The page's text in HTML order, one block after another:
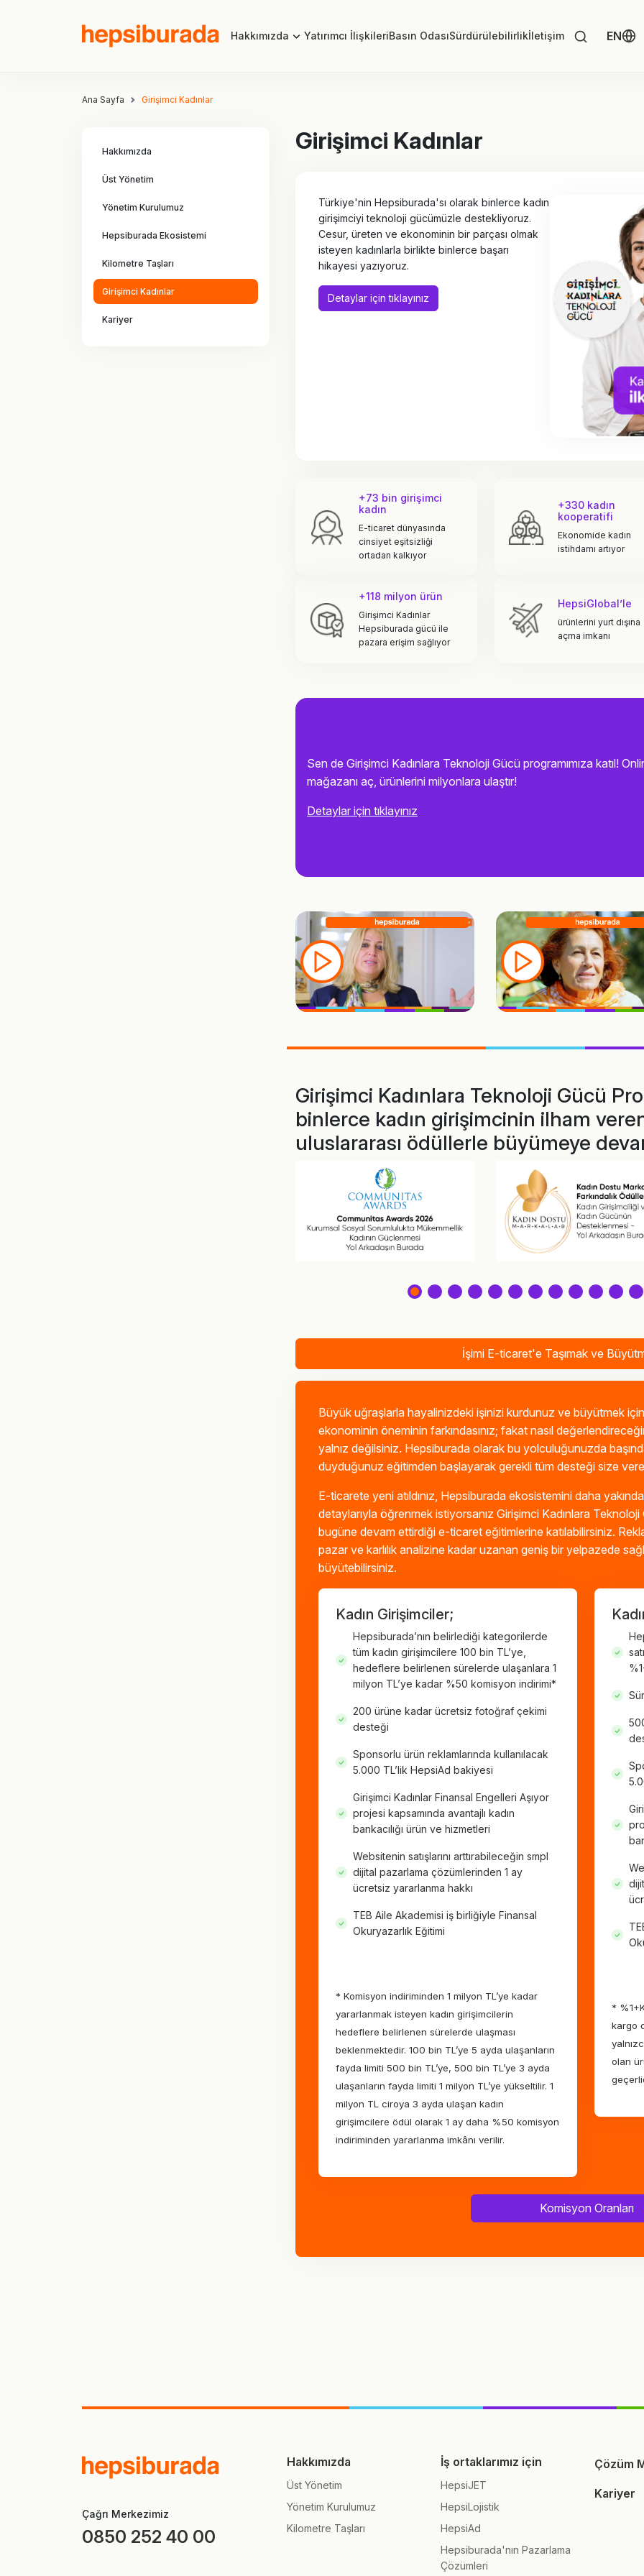
Hakkımızda Yatırımcı İlişkileriBasın OdasıSürdürülebilirlikİletişim EN
Ana Sayfa Girişimci Kadınlar
Hakkımızda
Üst Yönetim
Yönetim Kurulumuz
Hepsiburada Ekosistemi
Kilometre Taşları
Girişimci Kadınlar
Kariyer
Girişimci Kadınlar
Türkiye'nin Hepsiburada'sı olarak binlerce kadın
girişimciyi teknoloji gücümüzle destekliyoruz.
Cesur, üreten ve ekonominin bir parçası olmak
isteyen kadınlarla birlikte binlerce başarı
hikayesi yazıyoruz.
Detaylar için tıklayınız
+73 bin girişimci
kadın
E-ticaret dünyasında
cinsiyet eşitsizliği
ortadan kalkıyor
+330 kadın
kooperatifi
Ekonomide kadın
istihdamı artıyor
+118 milyon ürün
Girişimci Kadınlar
Hepsiburada gücü ile
pazara erişim sağlıyor
HepsiGlobal’le
ürünlerini yurt dışına
açma imkanı
Sen de Girişimci Kadınlara Teknoloji Gücü programımıza katıl!
mağazanı aç, ürünlerini milyonlara ulaştır!
Detaylar için tıklayınız
Girişimci Kadınlara Teknoloji Gücü
binlerce kadın girişimcinin ilham
uluslararası ödüllerle büyümeye
İşimi E-ticaret'e Taşımak ve
Büyük uğraşlarla hayalinizdeki işinizi kurdunuz ve büyütmek
ekonominin öneminin farkındasınız; fakat nasıl
yalnız değilsiniz. Hepsiburada olarak bu yolculuğunuzda
duyduğunuz eğitimden başlayarak gerekli tüm desteği size
E-ticarete yeni atıldınız, Hepsiburada ekosistemini daha
detaylarıyla öğrenmek istiyorsanız Girişimci Kadınlara Teknoloji
bugüne devam ettirdiği e-ticaret eğitimlerine katılabilirsiniz.
pazar ve karlılık analizine kadar uzanan geniş bir yelpazede
büyütebilirsiniz.
Kadın Girişimciler;
Hepsiburada’nın belirlediği kategorilerde
tüm kadın girişimcilere 100 bin TL’ye,
hedeflere belirlenen sürelerde ulaşanlara 1
milyon TL’ye kadar %50 komisyon indirimi*
200 ürüne kadar ücretsiz fotoğraf çekimi
desteği
Sponsorlu ürün reklamlarında kullanılacak
5.000 TL’lik HepsiAd bakiyesi
Girişimci Kadınlar Finansal Engelleri Aşıyor
projesi kapsamında avantajlı kadın
bankacılığı ürün ve hizmetleri
Websitenin satışlarını arttırabileceğin smpl
dijital pazarlama çözümlerinden 1 ay
ücretsiz yararlanma hakkı
TEB Aile Akademisi iş birliğiyle Finansal
Okuryazarlık Eğitimi
* Komisyon indiriminden 1 milyon TL’ye kadar
yararlanmak isteyen kadın girişimcilerin
hedeflere belirlenen sürelerde ulaşması
beklenmektedir. 100 bin TL’ye 5 ayda ulaşanların
fayda limiti 500 bin TL’ye, 500 bin TL’ye 3 ayda
ulaşanların fayda limiti 1 milyon TL’ye yükseltilir. 1
milyon TL ciroya 3 ayda ulaşan kadın
girişimcilere ödül olarak 1 ay daha %50 komisyon
indiriminden yararlanma imkânı verilir.
*
kargo
olan
Komisyon Oranları
Çağrı Merkezimiz
0850 252 40 00
Hakkımızda
Üst Yönetim
Yönetim Kurulumuz
Kilometre Taşları
İş ortaklarımız için
HepsiJET
HepsiLojistik
HepsiAd
Hepsiburada'nın Pazarlama
Çözümleri
Çözüm
Kariyer